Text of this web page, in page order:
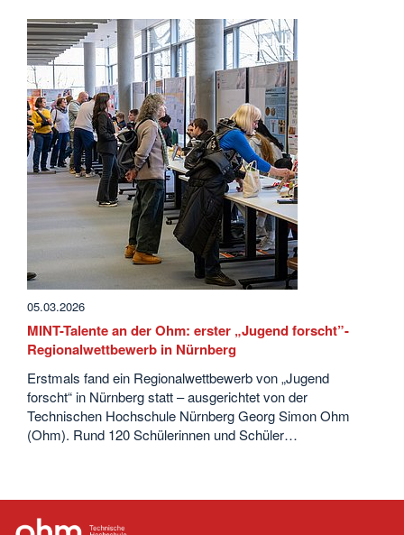
05.03.2026
MINT-Talente an der Ohm: erster „Jugend forscht”-
Regionalwettbewerb in Nürnberg
Erstmals fand ein Regionalwettbewerb von „Jugend
forscht“ in Nürnberg statt – ausgerichtet von der
Technischen Hochschule Nürnberg Georg Simon Ohm
(Ohm). Rund 120 Schülerinnen und Schüler…